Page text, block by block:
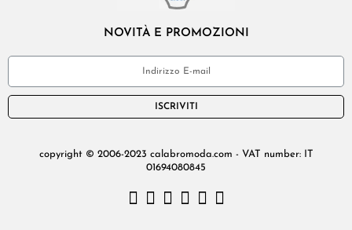
NOVITÀ E PROMOZIONI
ISCRIVITI
copyright © 2006-2023 calabromoda.com - VAT number: IT
01694080845